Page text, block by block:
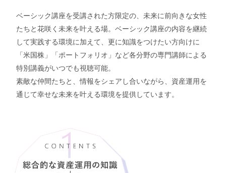
ベーシック講座を受講された方限定の、未来に前向きな女性
たちと花咲く未来を叶える場。ベーシック講座の内容を継続
して実践する環境に加えて、更に知識をつけたい方向けに
「米国株」「ポートフォリオ」など各分野の専門講師による
特別講義がいつでも視聴可能。
素敵な仲間たちと、情報をシェアし合いながら、資産運用を
通じて幸せな未来を叶える環境を提供しています。